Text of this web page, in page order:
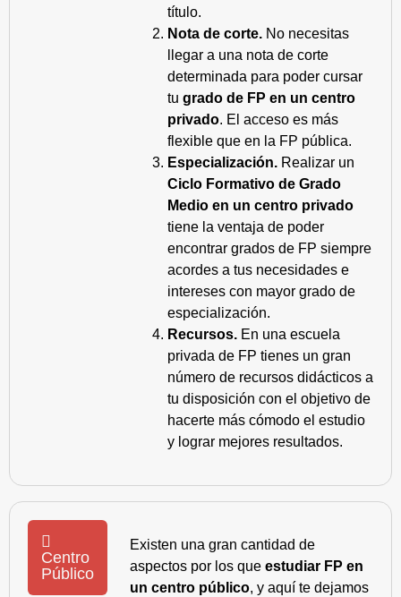
título.
Nota de corte. No necesitas
llegar a una nota de corte
determinada para poder cursar
tu grado de FP en un centro
privado. El acceso es más
flexible que en la FP pública.
Especialización. Realizar un
Ciclo Formativo de Grado
Medio en un centro privado
tiene la ventaja de poder
encontrar grados de FP siempre
acordes a tus necesidades e
intereses con mayor grado de
especialización.
Recursos. En una escuela
privada de FP tienes un gran
número de recursos didácticos a
tu disposición con el objetivo de
hacerte más cómodo el estudio
y lograr mejores resultados.
Centro
Público
Existen una gran cantidad de
aspectos por los que estudiar FP en
un centro público, y aquí te dejamos